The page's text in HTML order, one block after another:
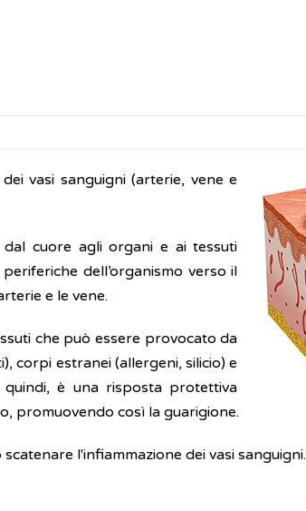
vasi sanguigni (arterie, vene e
cuore agli organi e ai tessuti
dell’organismo verso il
e le vene.
che può essere provocato da
corpi estranei (allergeni, silicio) e
quindi, è una risposta protettiva
promuovendo così la guarigione.
l'infiammazione dei vasi sanguigni.